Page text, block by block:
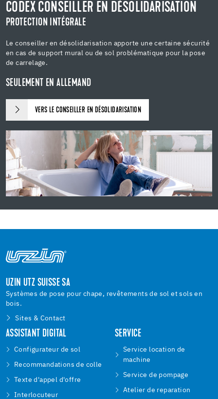
CODEX CONSEILLER EN DÉSOLIDARISATION
PROTECTION INTÉGRALE
Le conseiller en désolidarisation apporte une certaine sécurité
en cas de support mural ou de sol problématique pour la pose
de carrelage.
SEULEMENT EN ALLEMAND
VERS LE CONSEILLER EN DÉSOLIDARISATION
UZIN UTZ SUISSE SA
Systèmes de pose pour chape, revêtements de sol et sols en
bois.
Sites & Contact
ASSISTANT DIGITAL
Configurateur de sol
Recommandations de colle
Texte d'appel d'offre
Interlocuteur
SERVICE
Service location de
machine
Service de pompage
Atelier de reparation